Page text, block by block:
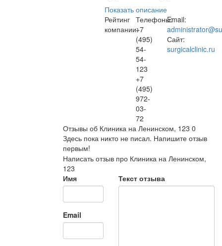
Показать описание
Рейтинг
компании:
Телефоны:
+7
(495)
54-
54-
123
+7
(495)
972-
03-
72
Email:
Сайт:
surgicalclinic.ru
Отзывы об Клиника на Ленинском, 123 0
Здесь пока никто не писал. Напишите отзыв
первым!
Написать отзыв про Клиника на Ленинском,
123
Имя
Email
Текст отзыва